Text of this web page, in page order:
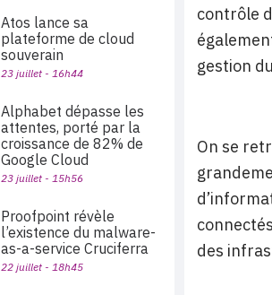
contrôle
gestion
On se
des
Atos lance sa
plateforme de cloud
souverain
23 juillet - 16h44
Alphabet dépasse les
attentes, porté par la
croissance de 82% de
Google Cloud
23 juillet - 15h56
Proofpoint révèle
l’existence du malware-
as-a-service Cruciferra
22 juillet - 18h45